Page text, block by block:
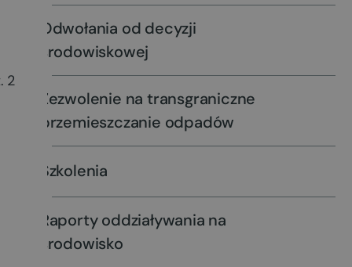
2
Odwołania od decyzji
środowiskowej
Zezwolenie na transgraniczne
przemieszczanie odpadów
Szkolenia
Raporty oddziaływania na
środowisko